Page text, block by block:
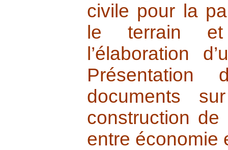
civile pour la
le terrain
l’élaboration
Présentation
documents
construction
entre économie